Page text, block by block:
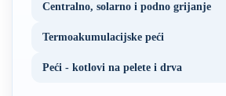
Centralno, solarno i podno grijanje
Termoakumulacijske peći
Peći - kotlovi na pelete i drva